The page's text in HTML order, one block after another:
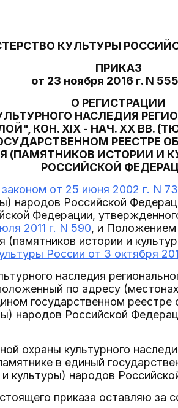
КУЛЬТУРЫ
ПРИКАЗ
от 23 ноября 2016 г. N
О РЕГИСТРАЦИИ
НАСЛЕДИЯ
КОН. XIX - НАЧ. XX ВВ.
РЕЕСТРЕ
(ПАМЯТНИКОВ ИСТОРИИ И
РОССИЙСКОЙ
от 25 июня 2002 г. N
народов Российской
Федерации,
2011 г. N 590, и Положением
(памятников истории и
России от 3 октября
наследия
по адресу
государственном реестре
народов Российской
охраны культурного
в единый
культуры) народов
приказа оставляю за